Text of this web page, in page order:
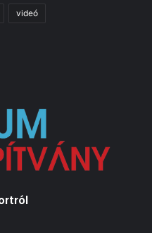
videó